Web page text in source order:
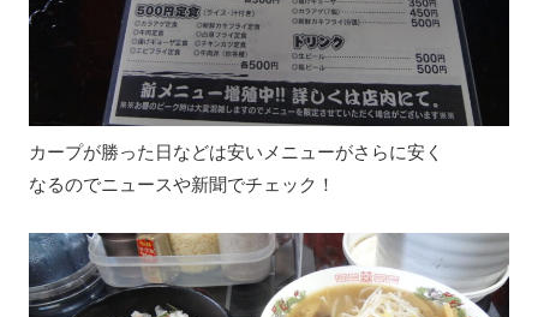
カープが勝った日などは安いメニューがさらに安く
なるのでニュースや新聞でチェック！